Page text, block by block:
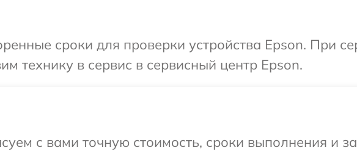
сроки для проверки устройства Epson. При
технику в сервис в сервисный центр Epson.
с вами точную стоимость, сроки выполнения и